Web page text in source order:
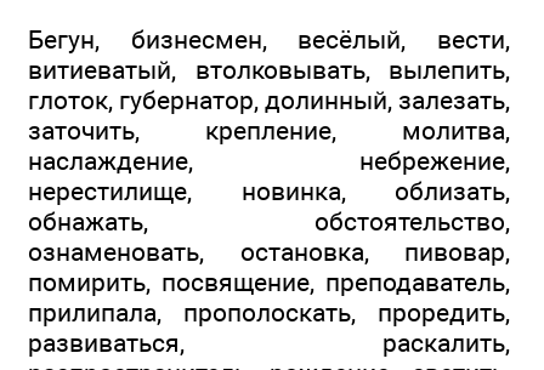
Бегун, бизнесмен, весёлый, вести,
витиеватый, втолковывать, вылепить,
глоток, губернатор, долинный, залезать,
заточить, крепление, молитва,
наслаждение, небрежение,
нерестилище, новинка, облизать,
обнажать, обстоятельство,
ознаменовать, остановка, пивовар,
помирить, посвящение, преподаватель,
прилипала, прополоскать, проредить,
развиваться, раскалить,